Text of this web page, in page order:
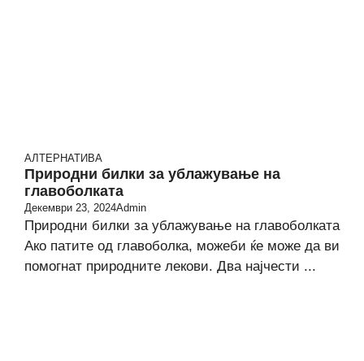
АЛТЕРНАТИВА
Природни билки за ублажување на
главоболката
Декември 23, 2024Admin
Природни билки за ублажување на главоболката
Ако патите од главоболка, можеби ќе може да ви
помогнат природните лекови. Два најчести ...